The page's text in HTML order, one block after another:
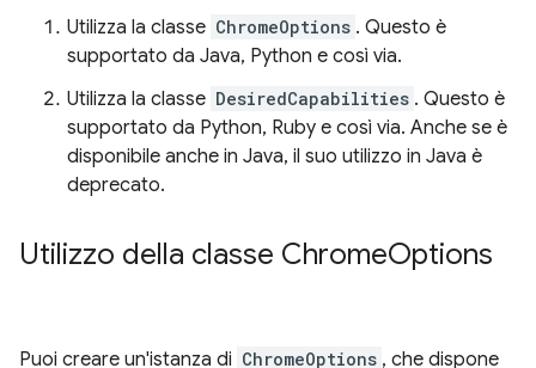
Utilizza la classe ChromeOptions . Questo è
supportato da Java, Python e così via.
Utilizza la classe DesiredCapabilities . Questo è
supportato da Python, Ruby e così via. Anche se è
disponibile anche in Java, il suo utilizzo in Java è
deprecato.
Utilizzo della classe ChromeOptions
Puoi creare un'istanza di ChromeOptions , che dispone